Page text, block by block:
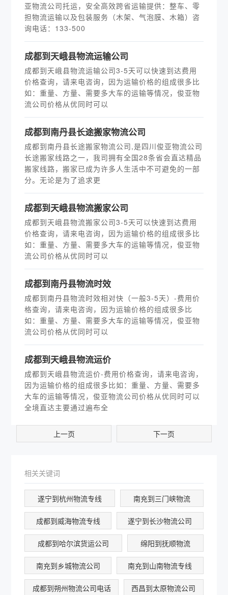
亚物流公司托运，安全高效跨省运输提供：整车、零
担物流运输以及包装服务（木架、气泡膜、木箱）咨
询电话：133-500
成都到天峨县物流运输公司
成都到天峨县物流运输公司3-5天可以快速到达费用
价格查询，请来电咨询，因为运输价格的组成很多比
如：重量、方量、需要多大车的运输等情况，俊亚物
流公司价格从优同时可以
成都到南丹县长途搬家物流公司
成都到南丹县长途搬家物流公司,是四川俊亚物流公司
长途搬家线路之一，我司拥有全国28条省会直达精品
搬家线路，搬家已成为许多人生活中不可避免的一部
分。无论是为了追求更
成都到天峨县物流搬家公司
成都到天峨县物流搬家公司3-5天可以快速到达费用
价格查询，请来电咨询，因为运输价格的组成很多比
如：重量、方量、需要多大车的运输等情况，俊亚物
流公司价格从优同时可以
成都到南丹县物流时效
成都到南丹县物流时效相对快（一般3-5天）-费用价
格查询，请来电咨询，因为运输价格的组成很多比
如：重量、方量、需要多大车的运输等情况，俊亚物
流公司价格从优同时可以
成都到天峨县物流运价
成都到天峨县物流运价-费用价格查询，请来电咨询，
因为运输价格的组成很多比如：重量、方量、需要多
大车的运输等情况，俊亚物流公司价格从优同时可以
全境直达主要通过遍布全
上一页 下一页
相关关键词
遂宁到杭州物流专线 南充到三门峡物流
成都到威海物流专线 遂宁到长沙物流公司
成都到哈尔滨货运公司 绵阳到抚顺物流
南充到乡城物流公司 南充到山南物流专线
成都到朔州物流公司电话 西昌到太原物流公司